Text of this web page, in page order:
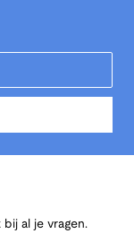
al je vragen.